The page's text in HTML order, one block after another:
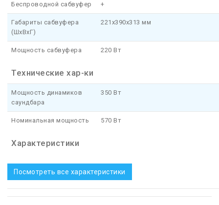
Беспроводной сабвуфер +
Габариты сабвуфера
(ШхВхГ)
221x390x313 мм
Мощность сабвуфера 220 Вт
Технические хар-ки
Мощность динамиков
саундбара
350 Вт
Номинальная мощность 570 Вт
Характеристики
Посмотреть все характеристики